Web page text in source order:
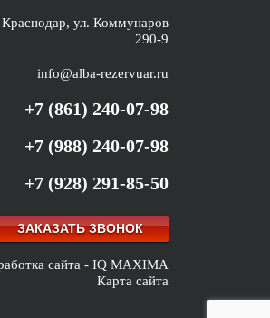
Краснодар, ул. Коммунаров
290-9
info@alba-rezervuar.ru
+7 (861) 240-07-98
+7 (988) 240-07-98
+7 (928) 291-85-50
ЗАКАЗАТЬ ЗВОНОК
сайта - IQ MAXIMA
Карта сайта